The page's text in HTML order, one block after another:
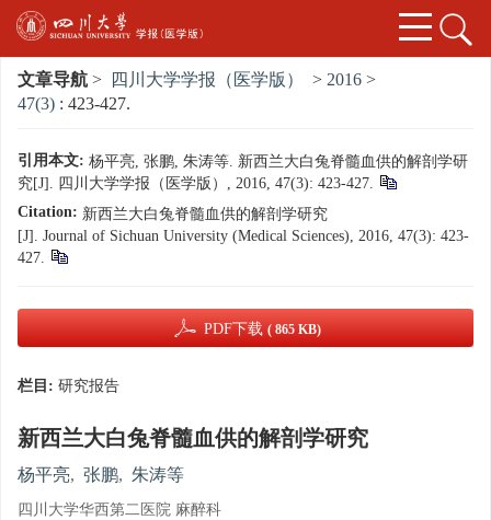
文章导航 > 四川大学学报（医学版） > 2016 >
47(3) : 423-427.
引用本文: 杨平亮, 张鹏, 朱涛等. 新西兰大白兔脊髓血供的解剖学研
究[J]. 四川大学学报（医学版）, 2016, 47(3): 423-427.
Citation: 新西兰大白兔脊髓血供的解剖学研究
[J]. Journal of Sichuan University (Medical Sciences), 2016, 47(3): 423-
427.
PDF下载 ( 865 KB)
栏目: 研究报告
新西兰大白兔脊髓血供的解剖学研究
杨平亮, 张鹏, 朱涛等
四川大学华西第二医院 麻醉科